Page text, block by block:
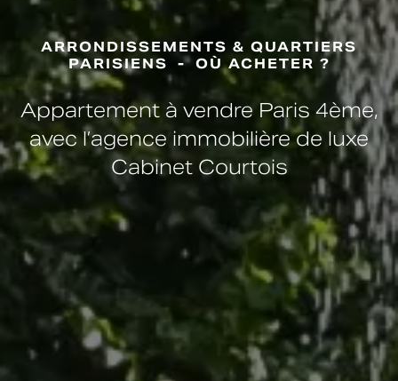
ARRONDISSEMENTS & QUARTIERS
PARISIENS
OÙ ACHETER ?
Appartement à vendre Paris 4ème,
avec l’agence immobilière de luxe
Cabinet Courtois